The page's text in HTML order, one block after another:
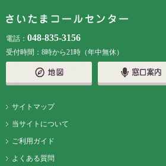
電話： 048-835-3156
受付時間：8時から21時（年中無休）
サイトマップ
当サイトについて
ご利用ガイド
よくある質問